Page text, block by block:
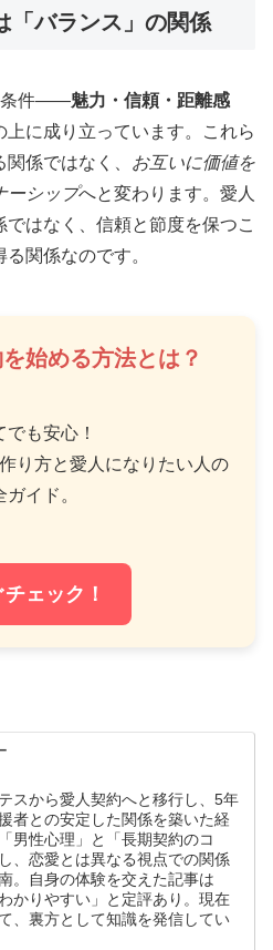
「バランス」の関係
条件――魅力・信頼・距離感
に成り立っています。これら
係ではなく、 お互いに価値を
ーシップへと変わります。愛人
はなく、信頼と節度を保つこ
関係なのです。
始める方法とは？
でも安心！
り方と愛人になりたい人の
ガイド。
ェック！
スから愛人契約へと移行し、5年
者との安定した関係を築いた経
男性心理」と「長期契約のコ
、恋愛とは異なる視点での関係
。自身の体験を交えた記事は
わかりやすい」と定評あり。現在
、裏方として知識を発信してい